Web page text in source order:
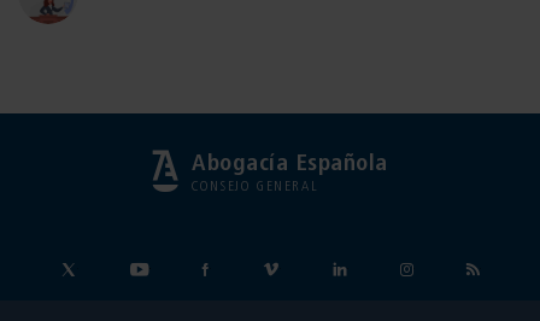
Abogacía Española
CONSEJO GENERAL